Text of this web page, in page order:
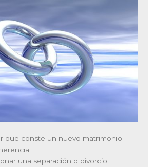
que conste un nuevo matrimonio
una separación o divorcio